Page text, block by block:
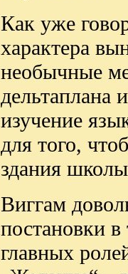
Как уже
характера
необычные
дельтаплана
изучение
для того,
здания
Виггам
постановки
главных